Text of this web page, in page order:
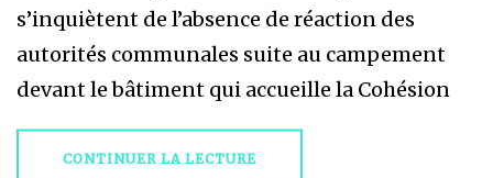
s’inquiètent de l’absence de réaction des
autorités communales suite au campement
devant le bâtiment qui accueille la Cohésion
CONTINUER LA LECTURE